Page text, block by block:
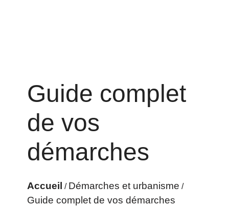
Guide complet
de vos
démarches
Accueil / Démarches et urbanisme /
Guide complet de vos démarches